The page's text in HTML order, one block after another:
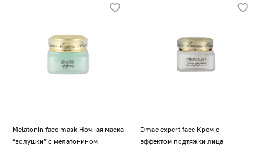
Melatonin face mask Ночная маска
“золушки” с мелатонином
Dmae expert face Крем с
эффектом подтяжки лица